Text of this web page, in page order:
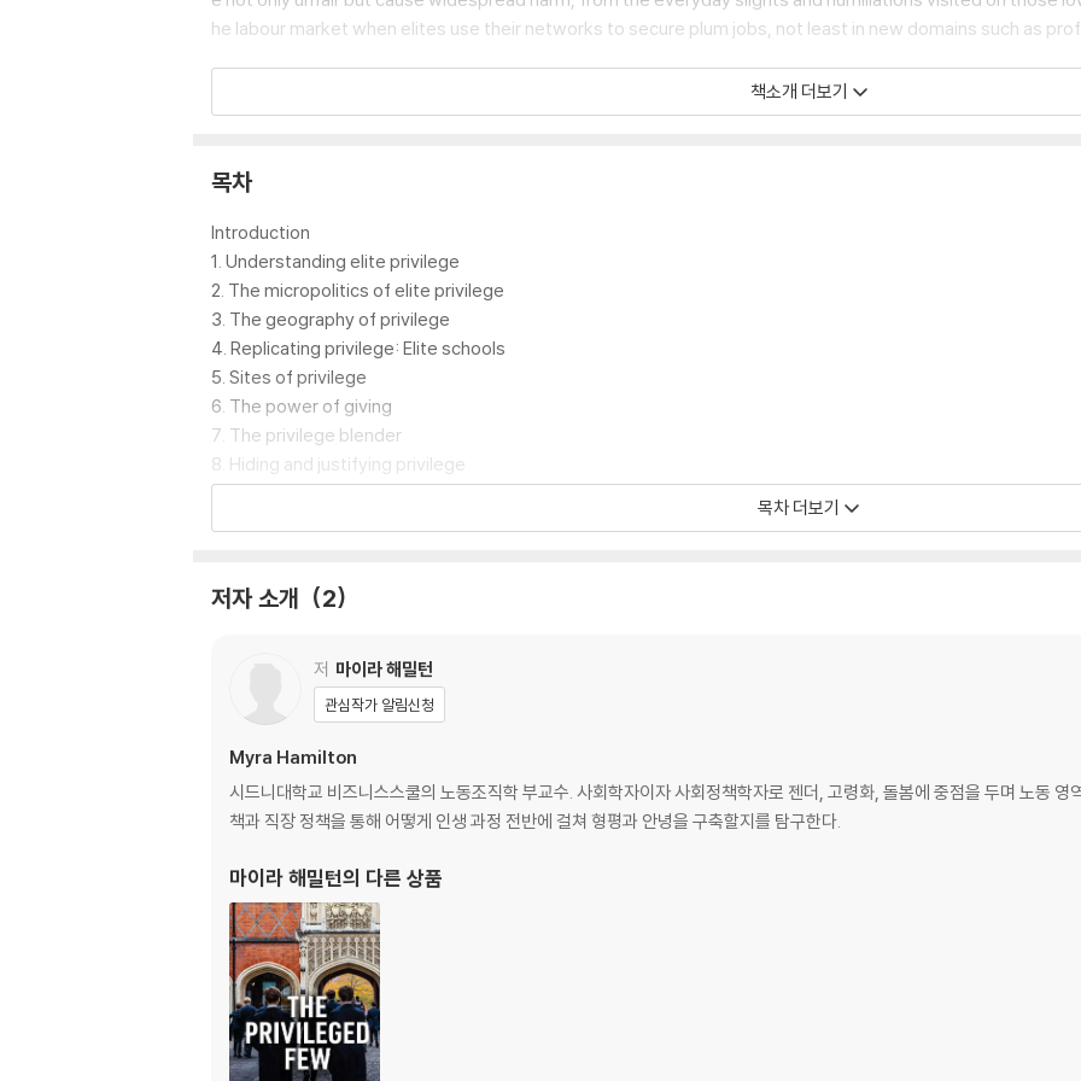
he labour market when elites use their networks to secure plum jobs, not least in new domains such as
In this book, Clive Hamilton and Myra Hamilton show that elite privilege is not a mere by-product of wealth
a whole. They explore the practices and processes that sustain, legitimise and reproduce elite privilege
ng in particular the vital role played by exclusive private schools. Ranging across topics as diverse as
rships and super-yachts, The Privileged Few delves beneath attempts at concealment to expose how the
책소개 더보기
목차
Introduction
1. Understanding elite privilege
2. The micropolitics of elite privilege
3. The geography of privilege
4. Replicating privilege: Elite schools
5. Sites of privilege
6. The power of giving
7. The privilege blender
8. Hiding and justifying privilege
9. Psychic harms
목차 더보기
저자 소개 2
저 마이라 해밀턴
관심작가 알림신청
Myra Hamilton
시드니대학교 비즈니스스쿨의 노동조직학 부교수. 사회학자이자 사회정책학자로 젠더, 고령화, 돌봄에 중점을 두며 노동 영
책과 직장 정책을 통해 어떻게 인생 과정 전반에 걸쳐 형평과 안녕을 구축할지를 탐구한다.
마이라 해밀턴의 다른 상품